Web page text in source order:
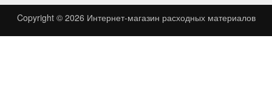
Copyright © 2026 Интернет-магазин расходных материалов